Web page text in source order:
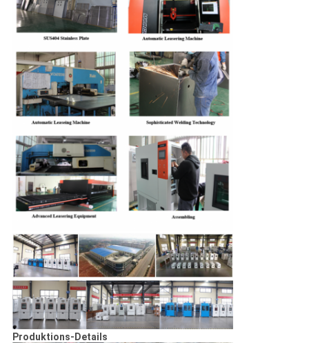
Produktions-Details